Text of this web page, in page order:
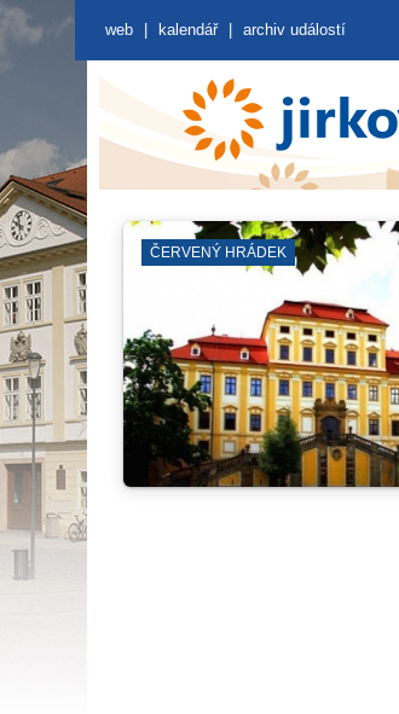
web kalendář archiv událostí
ČERVENÝ HRÁDEK